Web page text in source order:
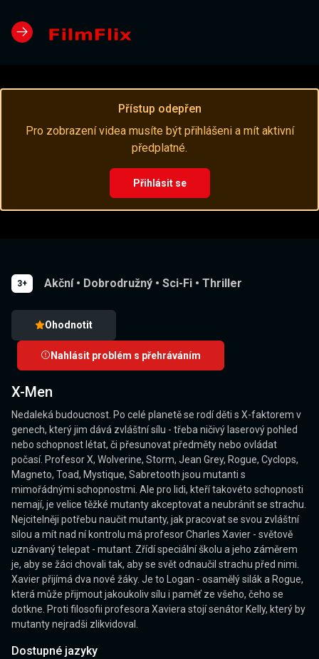
Přístup odepřen
Pro zobrazení videa musíte být přihlášeni a mít aktivní
předplatné.
Přihlásit se
3+ Akční • Dobrodružný • Sci-Fi • Thriller
Ohodnotit
Nahlásit problém s přehráváním
X-Men
Nedaleká budoucnost. Po celé planetě se rodí děti s X-faktorem v
genech, který jim dává zvláštní sílu - třeba ničivý laserový pohled
nebo schopnost létat, či přesunovat předměty nebo ovládat
počasí. Profesor X, Wolverine, Storm, Jean Grey, Rogue, Cyclops,
Magneto, Toad, Mystique, Sabretooth jsou mutanti s
mimořádnými schopnostmi. Ale pro lidi, kteří takovéto schopnosti
nemají, je velice těžké mutanty akceptovat a neubránit se strachu.
Nejcitelněji potřebu naučit mutanty, jak pracovat se svou zvláštní
silou a mít nad ní kontrolu má profesor Charles Xavier - světově
uznávaný telepat - mutant. Zřídí speciální školu a jeho záměrem
je, aby se žáci chovali tak, aby se svět odnaučil strachu před nimi.
Xavier přijímá dva nové žáky. Je to Logan - osamělý silák a Rogue,
která může přijmout jakoukoliv sílu i paměť ze všeho, čeho se
dotkne. Proti filosofii profesora Xaviera stojí senátor Kelly, který by
mutanty nejradši zlikvidoval.
Dostupné jazyky